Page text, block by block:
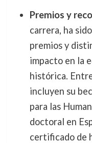
Premios y
carrera, ha
premios y
impacto en la
histórica.
incluyen su
para las
doctoral en
certificado de